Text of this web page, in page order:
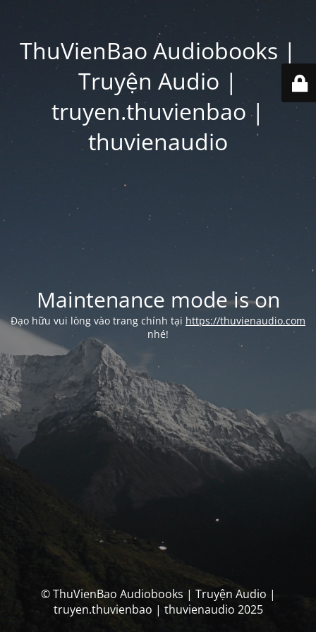
ThuVienBao Audiobooks |
Truyện Audio |
truyen.thuvienbao |
thuvienaudio
Maintenance mode is on
Đạo hữu vui lòng vào trang chính tại https://thuvienaudio.com
nhé!
© ThuVienBao Audiobooks | Truyện Audio |
truyen.thuvienbao | thuvienaudio 2025